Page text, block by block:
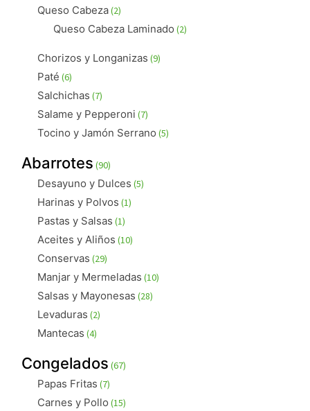
Queso Cabeza 22
productos
Queso Cabeza Laminado 22
Chorizos y Longanizas 99
Paté 66
productos
Salchichas 77
productos
Salame y Pepperoni 77
productos
Tocino y Jamón Serrano 55
Abarrotes 9090
productos
Desayuno y Dulces 55
Harinas y Polvos 11
Pastas y Salsas 11
producto
Aceites y Aliños 1010
Conservas 2929
productos
Manjar y Mermeladas 1010
Salsas y Mayonesas 2828
Levaduras 22
Mantecas 44
Congelados 6767
productos
Papas Fritas 77
productos
Carnes y Pollo 1515